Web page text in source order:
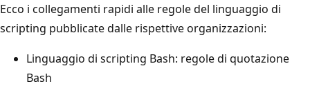
Ecco i collegamenti rapidi alle regole del linguaggio di
scripting pubblicate dalle rispettive organizzazioni:
Linguaggio di scripting Bash: regole di quotazione
Bash